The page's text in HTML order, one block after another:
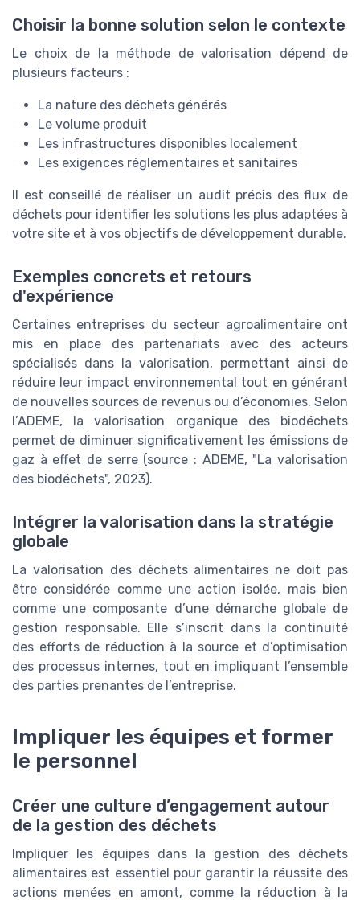
Choisir la bonne solution selon le contexte
Le choix de la méthode de valorisation dépend de
plusieurs facteurs :
La nature des déchets générés
Le volume produit
Les infrastructures disponibles localement
Les exigences réglementaires et sanitaires
Il est conseillé de réaliser un audit précis des flux de
déchets pour identifier les solutions les plus adaptées à
votre site et à vos objectifs de développement durable.
Exemples concrets et retours
d'expérience
Certaines entreprises du secteur agroalimentaire ont
mis en place des partenariats avec des acteurs
spécialisés dans la valorisation, permettant ainsi de
réduire leur impact environnemental tout en générant
de nouvelles sources de revenus ou d’économies. Selon
l’ADEME, la valorisation organique des biodéchets
permet de diminuer significativement les émissions de
gaz à effet de serre (source : ADEME, "La valorisation
des biodéchets", 2023).
Intégrer la valorisation dans la stratégie
globale
La valorisation des déchets alimentaires ne doit pas
être considérée comme une action isolée, mais bien
comme une composante d’une démarche globale de
gestion responsable. Elle s’inscrit dans la continuité
des efforts de réduction à la source et d’optimisation
des processus internes, tout en impliquant l’ensemble
des parties prenantes de l’entreprise.
Impliquer les équipes et former
le personnel
Créer une culture d’engagement autour
de la gestion des déchets
Impliquer les équipes dans la gestion des déchets
alimentaires est essentiel pour garantir la réussite des
actions menées en amont, comme la réduction à la